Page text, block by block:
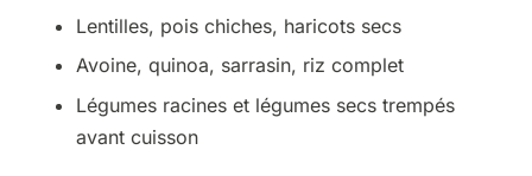
Lentilles, pois chiches, haricots secs
Avoine, quinoa, sarrasin, riz complet
Légumes racines et légumes secs trempés
avant cuisson